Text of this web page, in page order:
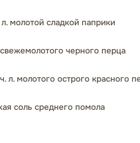
молотой сладкой паприки
свежемолотого черного перца
л. молотого острого красного
соль среднего помола